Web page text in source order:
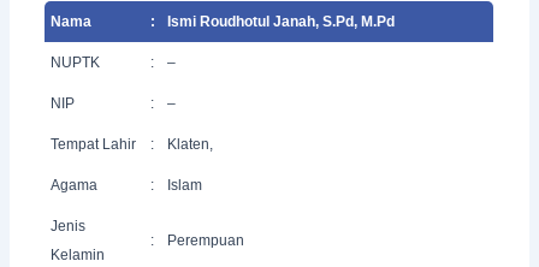
Nama : Ismi Roudhotul Janah, S.Pd, M.Pd
NUPTK : –
NIP : –
Tempat Lahir : Klaten,
Agama : Islam
Jenis
Kelamin
: Perempuan